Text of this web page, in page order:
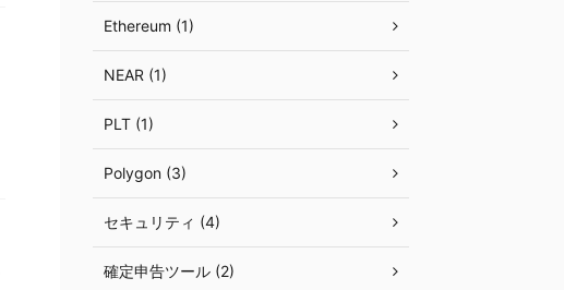
Ethereum (1)
NEAR (1)
PLT (1)
Polygon (3)
セキュリティ (4)
確定申告ツール (2)